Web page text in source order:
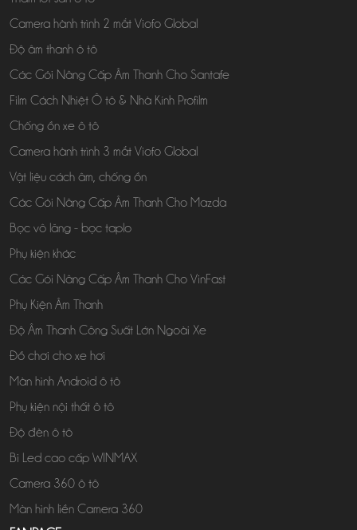
Camera hành trình 2 mắt Viofo Global
Độ âm thanh ô tô
Các Gói Nâng Cấp Âm Thanh Cho Santafe
Film Cách Nhiệt Ô tô & Nhà Kính Profilm
Chống ồn xe ô tô
Camera hành trình 3 mắt Viofo Global
Vật liệu cách âm, chống ồn
Các Gói Nâng Cấp Âm Thanh Cho Mazda
Bọc vô lăng - bọc taplo
Phụ kiện khác
Các Gói Nâng Cấp Âm Thanh Cho VinFast
Phụ Kiện Âm Thanh
Độ Âm Thanh Công Suất Lớn Ngoài Xe
Đồ chơi cho xe hơi
Màn hình Android ô tô
Phụ kiện nội thất ô tô
Độ đèn ô tô
Bi Led cao cấp WINMAX
Camera 360 ô tô
Màn hình liền Camera 360